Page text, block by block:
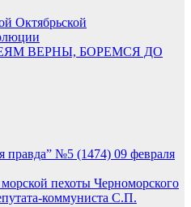
Октябрьской
ВЕРНЫ, БОРЕМСЯ ДО
правда” №5 (1474) 09 февраля
пехоты Черноморского
коммуниста С.П.